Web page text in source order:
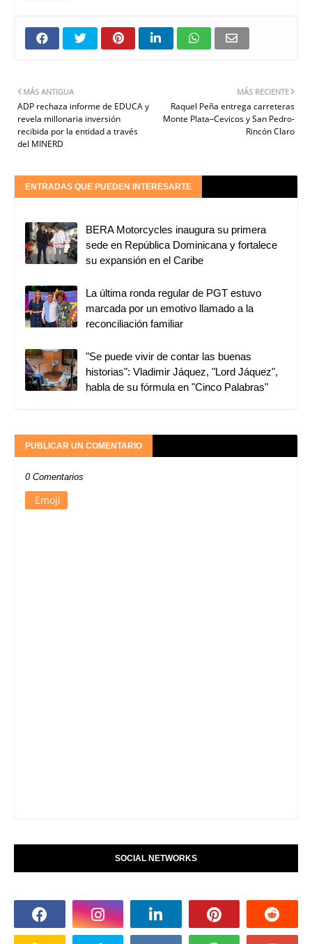
MÁS RECIENTE
Raquel Peña entrega carreteras
Monte Plata–Cevicos y San Pedro-
Rincón Claro
MÁS ANTIGUA
ADP rechaza informe de EDUCA y
revela millonaria inversión
recibida por la entidad a través
del MINERD
ENTRADAS QUE PUEDEN INTERESARTE
BERA Motorcycles inaugura su primera
sede en República Dominicana y fortalece
su expansión en el Caribe
La última ronda regular de PGT estuvo
marcada por un emotivo llamado a la
reconciliación familiar
"Se puede vivir de contar las buenas
historias": Vladimir Jáquez, "Lord Jáquez",
habla de su fórmula en "Cinco Palabras"
PUBLICAR UN COMENTARIO
0 Comentarios
Emoji
SOCIAL NETWORKS